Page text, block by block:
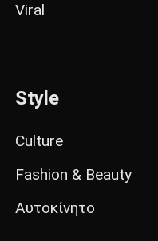
Viral
Style
Culture
Fashion & Beauty
Αυτοκίνητο